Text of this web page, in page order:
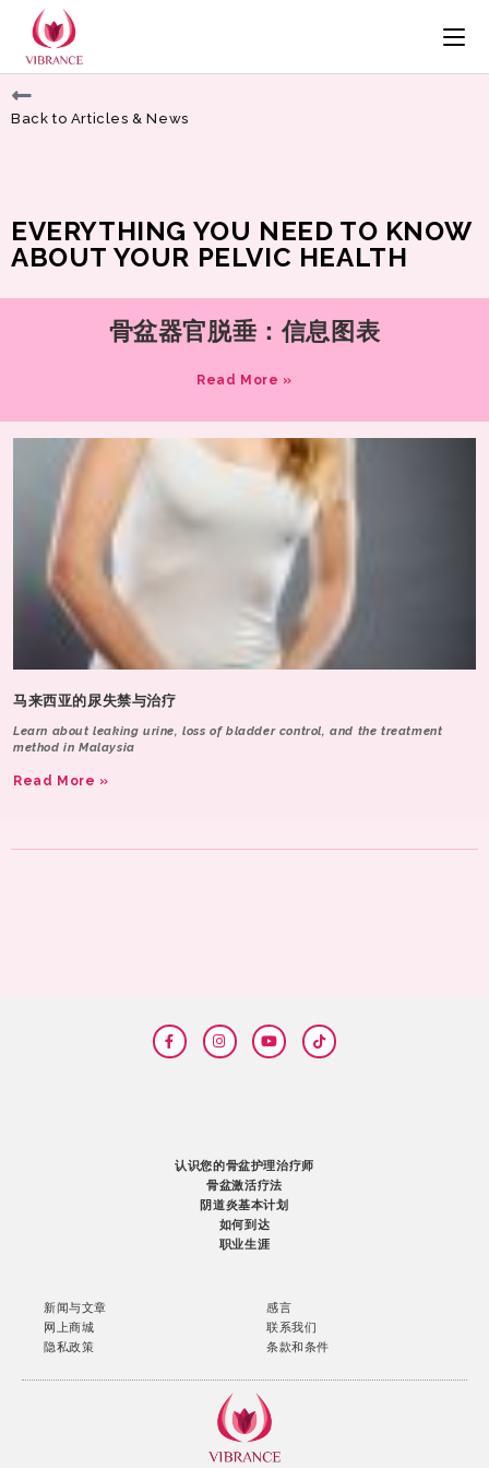
Back to Articles & News
EVERYTHING YOU NEED TO KNOW
ABOUT YOUR PELVIC HEALTH
骨盆器官脱垂：信息图表
Read More »
马来西亚的尿失禁与治疗
Learn about leaking urine, loss of bladder control, and the treatment
method in Malaysia
Read More »
认识您的骨盆护理治疗师
骨盆激活疗法
阴道炎基本计划
如何到达
职业生涯
新闻与文章
感言
网上商城
联系我们
隐私政策
条款和条件